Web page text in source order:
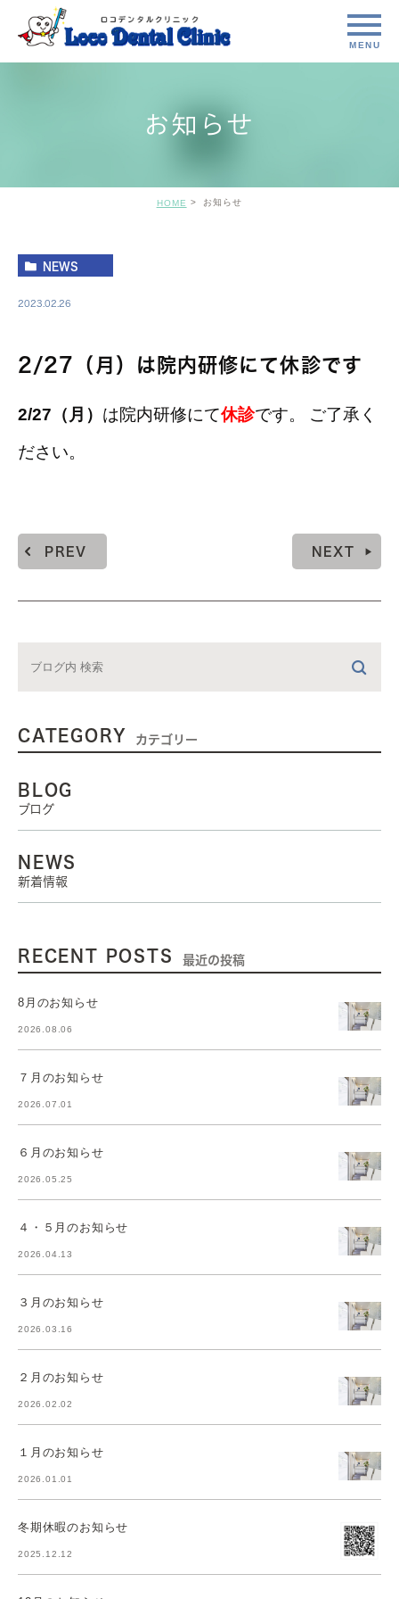
お知らせ
HOME お知らせ
NEWS
2023.02.26
2/27（月）は院内研修にて休診です
2/27（月） は院内研修にて休診です。
ご了承く
ださい。
PREV NEXT
CATEGORY カテゴリー
BLOG
ブログ
NEWS
新着情報
RECENT POSTS 最近の投稿
8月のお知らせ
2026.08.06
７月のお知らせ
2026.07.01
６月のお知らせ
2026.05.25
４・５月のお知らせ
2026.04.13
３月のお知らせ
2026.03.16
２月のお知らせ
2026.02.02
１月のお知らせ
2026.01.01
冬期休暇のお知らせ
2025.12.12